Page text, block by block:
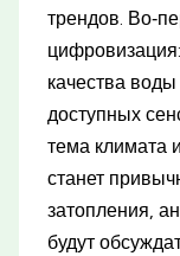
трендов.
качества
доступных
тема климата
станет
затопления,
будут